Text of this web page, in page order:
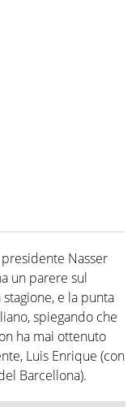
Nasser
un parere sul
e la punta
spiegando che
ha mai ottenuto
Luis Enrique (con
Barcellona).